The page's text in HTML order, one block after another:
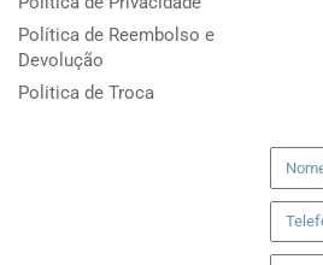
Política de Reembolso e
Devolução
Politica de Troca